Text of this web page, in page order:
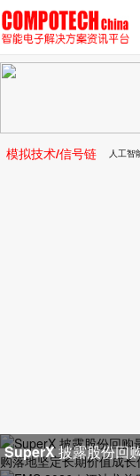
模拟技术/信号链 人工智
SuperX 披露股份回